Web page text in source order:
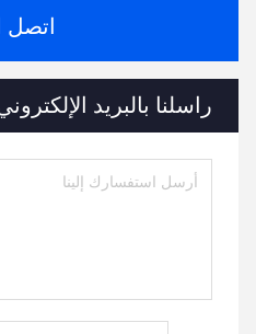
اتصل
راسلنا بالبريد